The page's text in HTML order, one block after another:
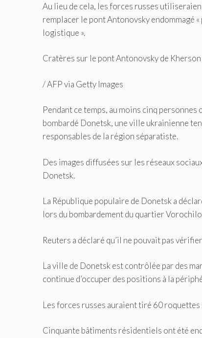
Au lieu de cela, les forces russes
remplacer le pont Antonovsky endommagé
logistique ».
Cratères sur le pont Antonovsky de
/AFP via Getty Images
Pendant ce temps, au moins cinq
bombardé Donetsk, une ville ukrainienne
responsables de la région séparatiste.
Des images diffusées sur les réseaux
Donetsk.
La République populaire de Donetsk a
lors du bombardement du quartier
Reuters a déclaré qu’il ne pouvait pas
La ville de Donetsk est contrôlée par des
continue d’occuper des positions à la
Les forces russes auraient tiré 60
Cinquante bâtiments résidentiels ont été